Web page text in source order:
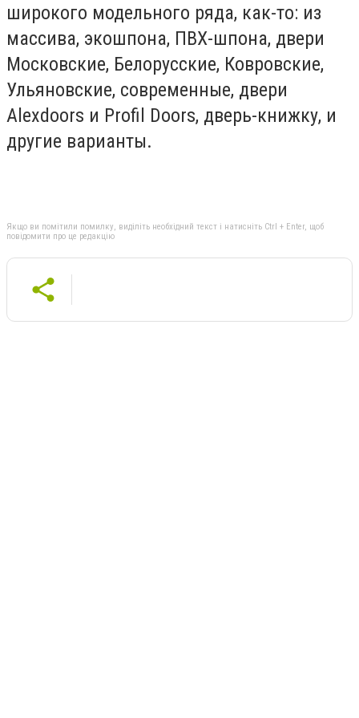
широкого модельного ряда, как-то: из
массива, экошпона, ПВХ-шпона, двери
Московские, Белорусские, Ковровские,
Ульяновские, современные, двери
Alexdoors и Profil Doors, дверь-книжку, и
другие варианты.
Якщо ви помітили помилку, виділіть необхідний текст і натисніть Ctrl + Enter, щоб
повідомити про це редакцію